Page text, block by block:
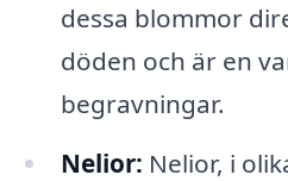
dessa blommor
döden och är en
begravningar.
Nelior: Nelior, i